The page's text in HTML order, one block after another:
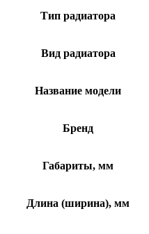
Тип радиатора
Вид радиатора
Название модели
Бренд
Габариты, мм
Длина (ширина), мм